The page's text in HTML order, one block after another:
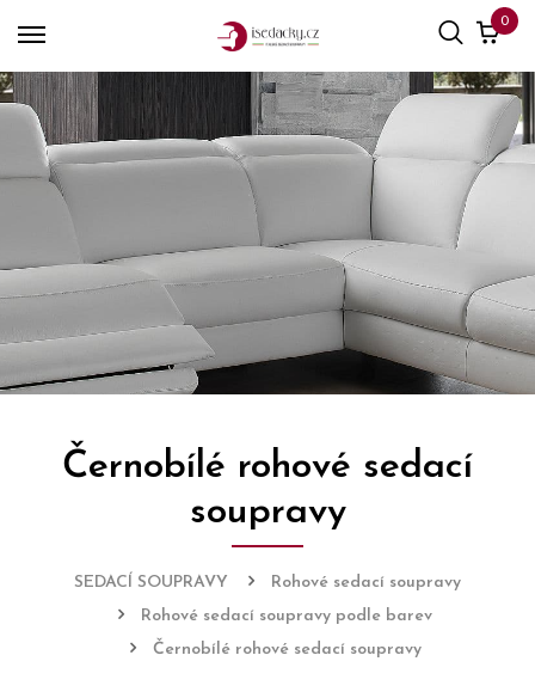
0
Černobílé rohové sedací
soupravy
SEDACÍ SOUPRAVY
Rohové sedací soupravy
Rohové sedací soupravy podle barev
Černobílé rohové sedací soupravy